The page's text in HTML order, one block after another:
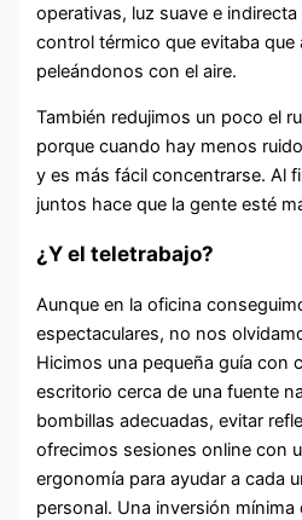
operativas, luz suave e
control térmico que evitaba que
peleándonos con el aire.
También redujimos un poco el
porque cuando hay menos
y es más fácil concentrarse. Al
juntos hace que la gente esté
¿Y el teletrabajo?
Aunque en la oficina
espectaculares, no nos
Hicimos una pequeña guía con
escritorio cerca de una fuente
bombillas adecuadas, evitar
ofrecimos sesiones online con
ergonomía para ayudar a cada
personal. Una inversión